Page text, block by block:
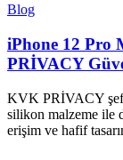
Blog
iPhone 12 Pro
PRİVACY
KVK PRİVACY
silikon malzeme ile
erişim ve hafif